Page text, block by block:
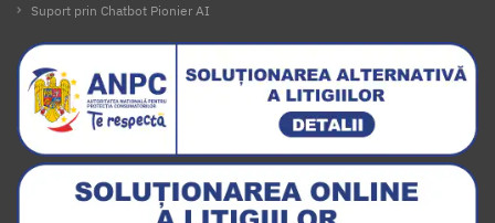
Suport prin Chatbot Pionier AI